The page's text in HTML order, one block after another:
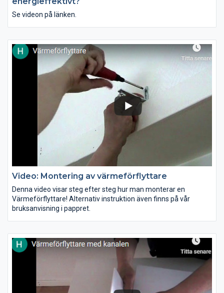
Se videon på länken.
Video: Montering av värmeförflyttare
Denna video visar steg efter steg hur man monterar en
Värmeförflyttare! Alternativ instruktion även finns på vår
bruksanvisning i pappret.